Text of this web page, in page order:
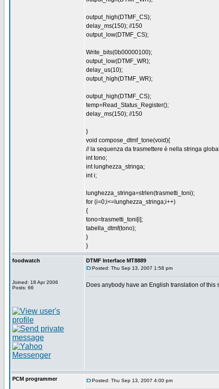
output_high(DTMF_CS);
delay_ms(150); //150
output_low(DTMF_CS);
Write_bits(0b00000100);
output_low(DTMF_WR);
delay_us(10);
output_high(DTMF_WR);
output_high(DTMF_CS);
temp=Read_Status_Register();
delay_ms(150); //150
}
void compose_dtmf_tone(void){
// la sequenza da trasmettere è nella stringa
int tono;
int lunghezza_stringa;
int i;
lunghezza_stringa=strlen(trasmetti_toni);
for (i=0;i<=lunghezza_stringa;i++)
{
tono=trasmetti_toni[i];
tabella_dtmf(tono);
}
}
foodwatch
Joined: 18 Apr 2006
Posts: 66
DTMF Interface MT8889
Posted: Thu Sep 13, 2007 1:58 pm
Does anybody have an English translation of
PCM programmer Posted: Thu Sep 13, 2007 4:00 pm